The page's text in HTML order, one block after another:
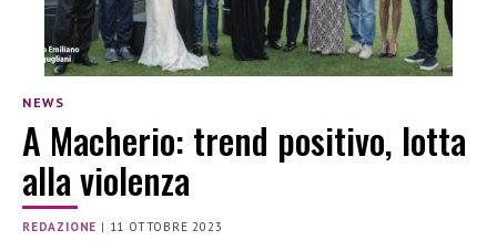
NEWS
A Macherio: trend positivo, lotta
alla violenza
REDAZIONE | 11 OTTOBRE 2023